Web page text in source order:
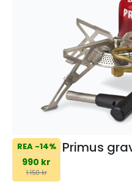
REA -14%
990 kr
1 150 kr
Primus